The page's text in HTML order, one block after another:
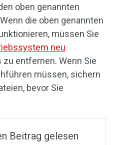
oben genannten
die oben genannten
müssen Sie
neu
zu entfernen. Wenn Sie
müssen, sichern
bevor Sie
Beitrag gelesen